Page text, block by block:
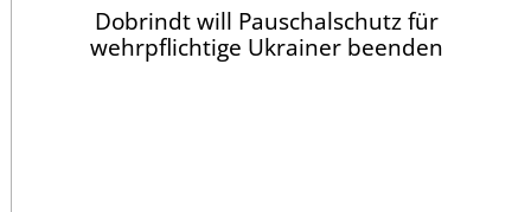
Dobrindt will Pauschalschutz für
wehrpflichtige Ukrainer beenden